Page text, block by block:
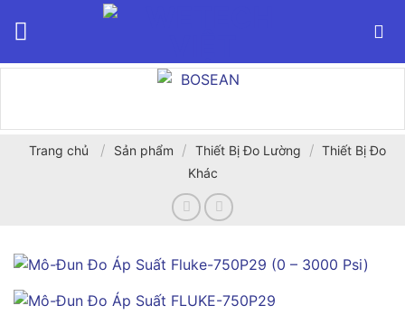
Trang chủ / Sản phẩm / Thiết Bị Đo Lường / Thiết Bị Đo
Khác